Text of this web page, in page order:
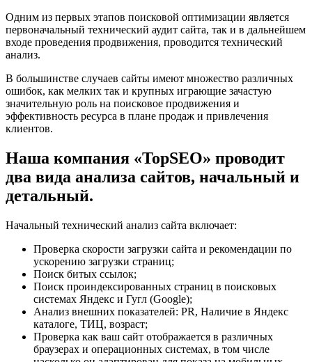
Одним из первых этапов поисковой оптимизации является
первоначальный технический аудит сайта, так и в дальнейшем
входе проведения продвижения, проводится технический
анализ.
В большинстве случаев сайты имеют множество различных
ошибок, как мелких так и крупных играющие зачастую
значительную роль на поисковое продвижения и
эффективность ресурса в плане продаж и привлечения
клиентов.
Наша компания «TopSEO» проводит
два вида анализа сайтов, начальный и
детальный.
Начальный технический анализ сайта включает:
Проверка скорости загрузки сайта и рекомендации по
ускорению загрузки страниц;
Поиск битых ссылок;
Поиск проиндексированных страниц в поисковых
системах Яндекс и Гугл (Google);
Анализ внешних показателей: PR, Наличие в Яндекс
каталоге, ТИЦ, возраст;
Проверка как ваш сайт отображается в различных
браузерах и операционных системах, в том числе